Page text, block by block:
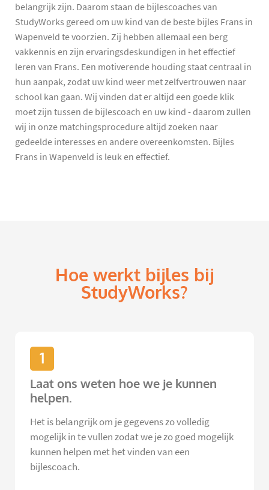
belangrijk zijn. Daarom staan de bijlescoaches van
StudyWorks gereed om uw kind van de beste bijles Frans in
Wapenveld te voorzien. Zij hebben allemaal een berg
vakkennis en zijn ervaringsdeskundigen in het effectief
leren van Frans. Een motiverende houding staat centraal in
hun aanpak, zodat uw kind weer met zelfvertrouwen naar
school kan gaan. Wij vinden dat er altijd een goede klik
moet zijn tussen de bijlescoach en uw kind - daarom zullen
wij in onze matchingsprocedure altijd zoeken naar
gedeelde interesses en andere overeenkomsten. Bijles
Frans in Wapenveld is leuk en effectief.
Hoe werkt bijles bij
StudyWorks?
1
Laat ons weten hoe we je kunnen
helpen.
Het is belangrijk om je gegevens zo volledig
mogelijk in te vullen zodat we je zo goed mogelijk
kunnen helpen met het vinden van een
bijlescoach.